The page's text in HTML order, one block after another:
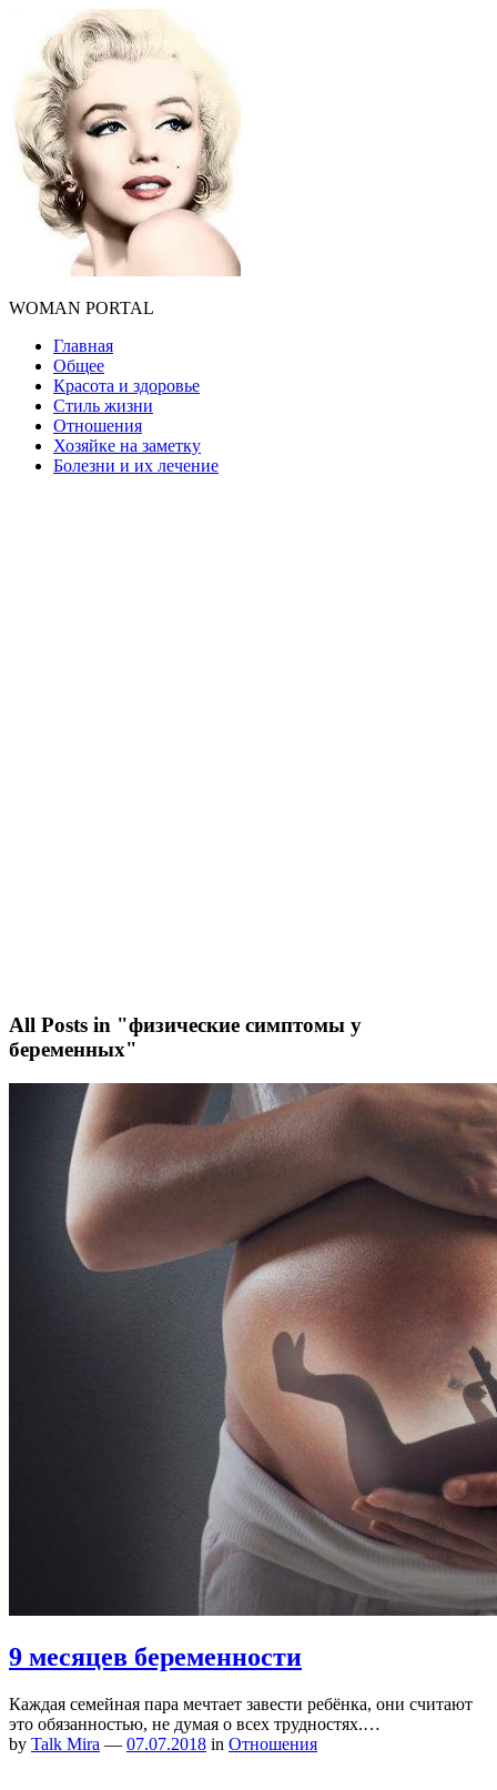
WOMAN PORTAL
Главная
Общее
Красота и здоровье
Стиль жизни
Отношения
Хозяйке на заметку
Болезни и их лечение
All Posts in "физические симптомы у
беременных"
9 месяцев беременности
Каждая семейная пара мечтает завести ребёнка, они считают
это обязанностью, не думая о всех трудностях.…
by Talk Mira — 07.07.2018 in Отношения